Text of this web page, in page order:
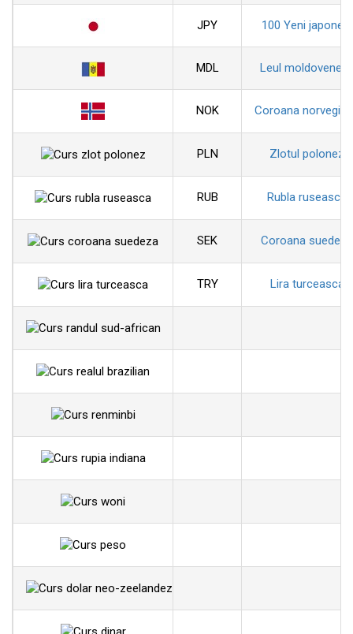
JPY 100 Yeni japonezi
MDL Leul
NOK Coroana
PLN Zlotul polonez
RUB Rubla ruseasca
SEK Coroana suedeza
TRY Lira turceasca